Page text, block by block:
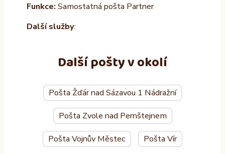
Funkce: Samostatná pošta Partner
Další služby:
Další pošty v okolí
Pošta Žďár nad Sázavou 1 Nádražní
Pošta Zvole nad Pernštejnem
Pošta Vojnův Městec Pošta Vír